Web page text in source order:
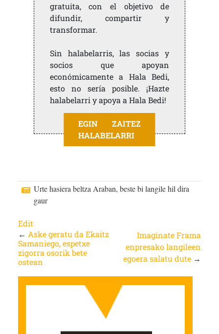
gratuita, con el objetivo de
difundir, compartir y
transformar.
Sin halabelarris, las socias y
socios que apoyan
económicamente a Hala Bedi,
esto no sería posible. ¡Hazte
halabelarri y apoya a Hala Bedi!
EGIN ZAITEZ
HALABELARRI
Urte hasiera beltza Araban, beste bi langile hil dira
gaur
Edit
← Aske geratu da Ekaitz
Samaniego, espetxe
zigorra osorik bete
ostean
Imaginate Frama
enpresako langileen
egoera salatu dute →